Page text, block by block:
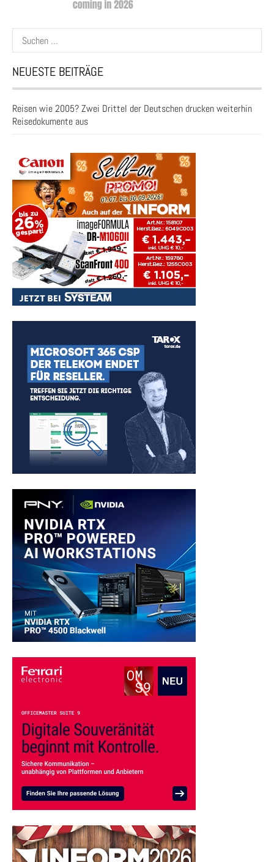
Suchen
nach:
NEUESTE BEITRÄGE
Reisen wie 2005? Zwei Drittel der Deutschen drucken weiterhin
Reisedokumente aus